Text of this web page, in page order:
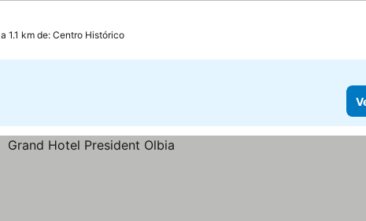
a 1.1 km de: Centro Histórico